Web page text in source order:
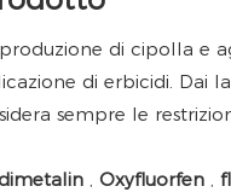
di cipolla e
di erbicidi. Dai
sempre le
Oxyfluorfen